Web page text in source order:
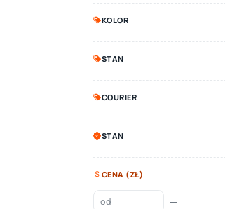
KOLOR
STAN
COURIER
STAN
CENA (ZŁ)
—